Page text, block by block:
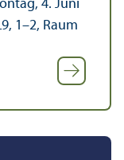
4. Juni
1–2, Raum